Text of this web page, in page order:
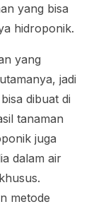
yang bisa
hidroponik.
yang
jadi
dibuat di
tanaman
juga
dalam air
metode